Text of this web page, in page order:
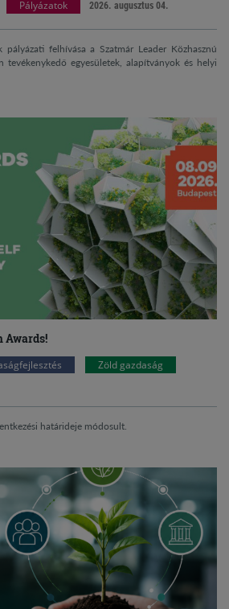
Pályázatok 2026. augusztus 04.
pályázati felhívása a Szatmár Leader Közhasznú
tevékenykedő egyesületek, alapítványok és helyi
Awards!
Zöld gazdaság
határideje módosult.